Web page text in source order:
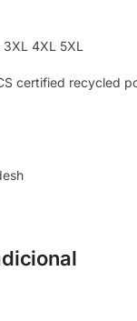
3XL 4XL 5XL
certified recycled